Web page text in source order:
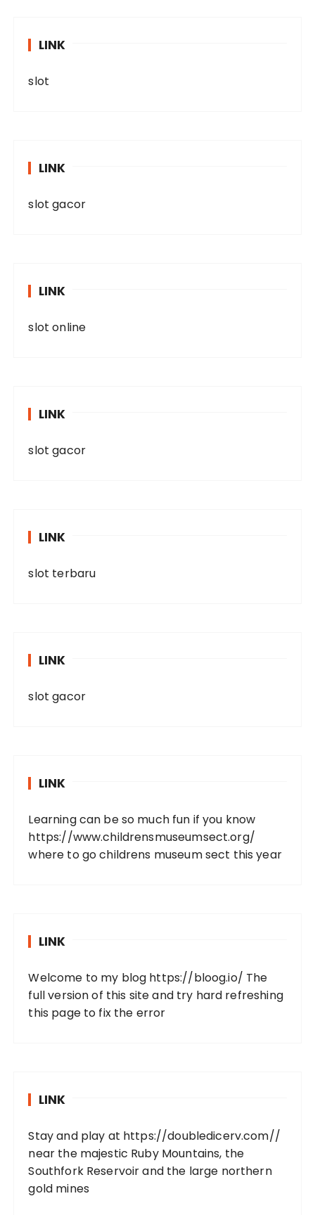
LINK
slot
LINK
slot gacor
LINK
slot online
LINK
slot gacor
LINK
slot terbaru
LINK
slot gacor
LINK
Learning can be so much fun if you know
https://www.childrensmuseumsect.org/
where to go childrens museum sect this year
LINK
Welcome to my blog https://bloog.io/ The
full version of this site and try hard refreshing
this page to fix the error
LINK
Stay and play at https://doubledicerv.com//
near the majestic Ruby Mountains, the
Southfork Reservoir and the large northern
gold mines